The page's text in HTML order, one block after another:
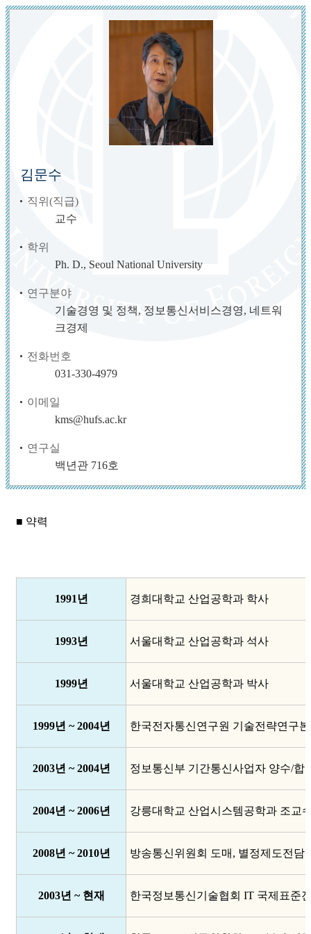
김문수
직위(직급)
교수
학위
Ph. D., Seoul National University
연구분야
기술경영 및 정책, 정보통신서비스경영, 네트워
크경제
전화번호
031-330-4979
이메일
kms@hufs.ac.kr
연구실
백년관 716호
■ 약력
1991년 경희대학교 산업공학과 학사
1993년 서울대학교 산업공학과 석사
1999년 서울대학교 산업공학과 박사
1999년 ~ 2004년 한국전자통신연구원 기술전략연구
2003년 ~ 2004년 정보통신부 기간통신사업자 양수/합
2004년 ~ 2006년 강릉대학교 산업시스템공학과 조교
2008년 ~ 2010년 방송통신위원회 도매, 별정제도전담
2003년 ~ 현재 한국정보통신기술협회 IT 국제표준